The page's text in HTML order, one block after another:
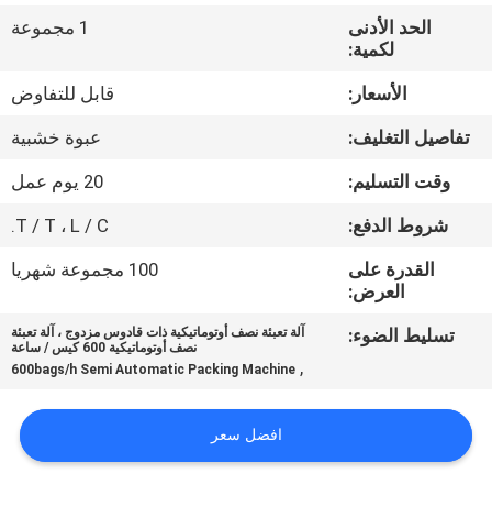
مراقبة
الجودة
اتصل
أخبار
اطلب
اقتباس
الحد الأدنى
لكمية:
1 مجموعة
الأسعار:
قابل للتفاوض
تفاصيل التغليف:
عبوة خشبية
وقت التسليم:
20 يوم عمل
شروط الدفع:
T / T ، L / C.
القدرة على
العرض:
100 مجموعة شهريا
تسليط الضوء:
آلة تعبئة نصف أوتوماتيكية ذات قادوس مزدوج ، آلة تعبئة
نصف أوتوماتيكية 600 كيس / ساعة
,
600bags/h Semi Automatic Packing Machine
افضل سعر